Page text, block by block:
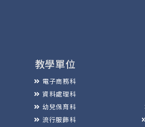
教學單位
電子商務科
資料處理科
幼兒保育科
流行服飾科